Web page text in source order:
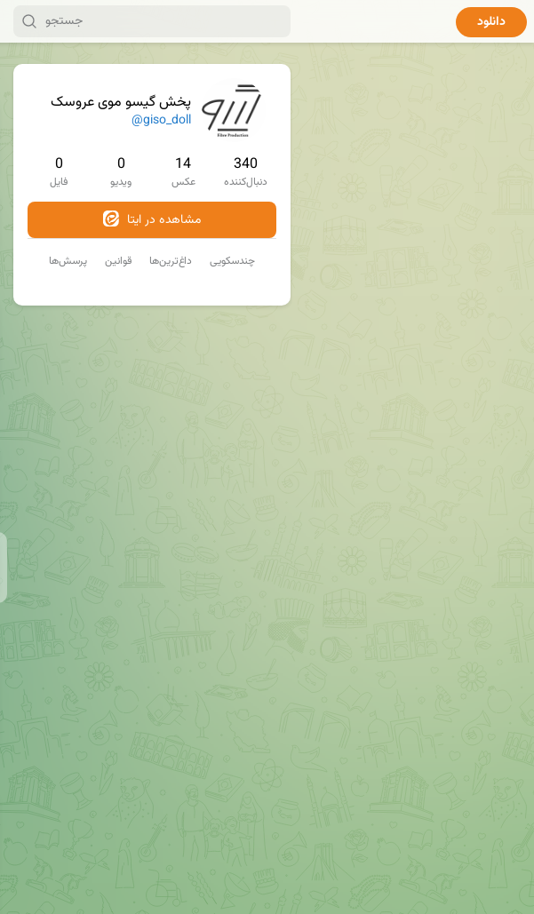
پخش گیسو موی عروسک
@giso_doll
340
دنبال‌کننده
14
عکس
0
ویدیو
0
فایل
مشاهده در ایتا
پرسش‌ها قوانین داغ‌ترین‌ها چندسکویی
دانلود